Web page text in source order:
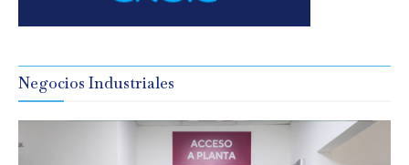
Negocios Industriales